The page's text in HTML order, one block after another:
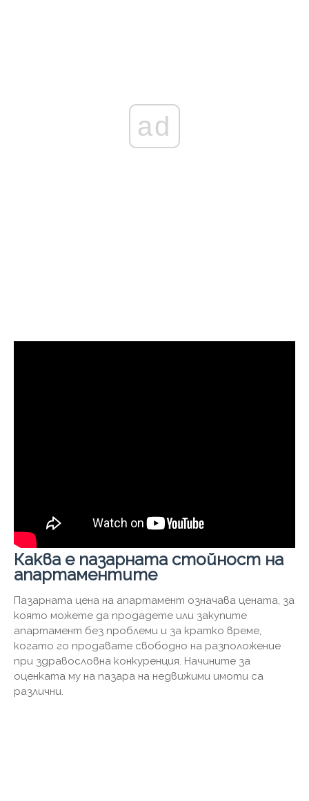
ad
Каква е пазарната стойност на
апартаментите
Пазарната цена на апартамент означава цената, за
която можете да продадете или закупите
апартамент без проблеми и за кратко време,
когато го продавате свободно на разположение
при здравословна конкуренция. Начините за
оценката му на пазара на недвижими имоти са
различни.